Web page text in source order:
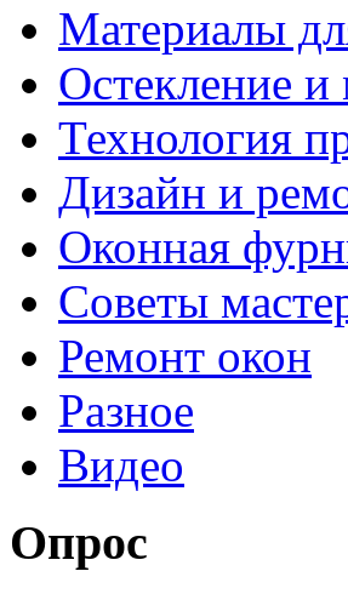
Материалы
Остекление
Технология
Дизайн и
Оконная
Советы
Ремонт окон
Разное
Видео
Опрос